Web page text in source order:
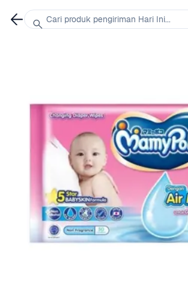
Cari produk pengiriman Hari Ini...